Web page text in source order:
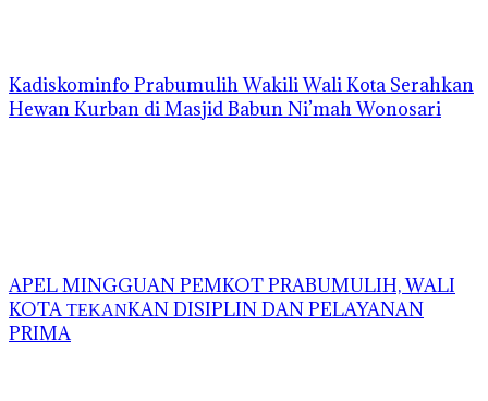
Kadiskominfo Prabumulih Wakili Wali Kota Serahkan
Hewan Kurban di Masjid Babun Ni’mah Wonosari
APEL MINGGUAN PEMKOT PRABUMULIH, WALI
KOTA ΤΕΚΑΝKAN DISIPLIN DAN PELAYANAN
PRIMA